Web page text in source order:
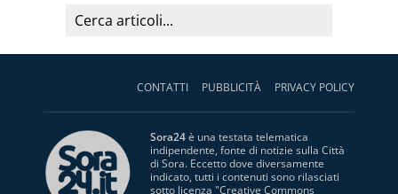
CONTATTI PUBBLICITÀ PRIVACY POLICY
Sora24è una testata telematica
indipendente, fonte di notizie sulla Città
di Sora. Eccetto dove diversamente
indicato, tutti i contenuti sono rilasciati
sotto licenza "Creative Commons